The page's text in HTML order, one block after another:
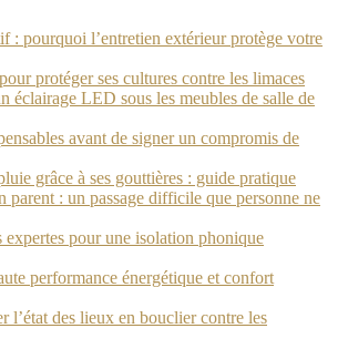
: pourquoi l’entretien extérieur protège votre
protéger ses cultures contre les limaces
éclairage LED sous les meubles de salle de
avant de signer un compromis de
grâce à ses gouttières : guide pratique
parent : un passage difficile que personne ne
expertes pour une isolation phonique
performance énergétique et confort
l’état des lieux en bouclier contre les